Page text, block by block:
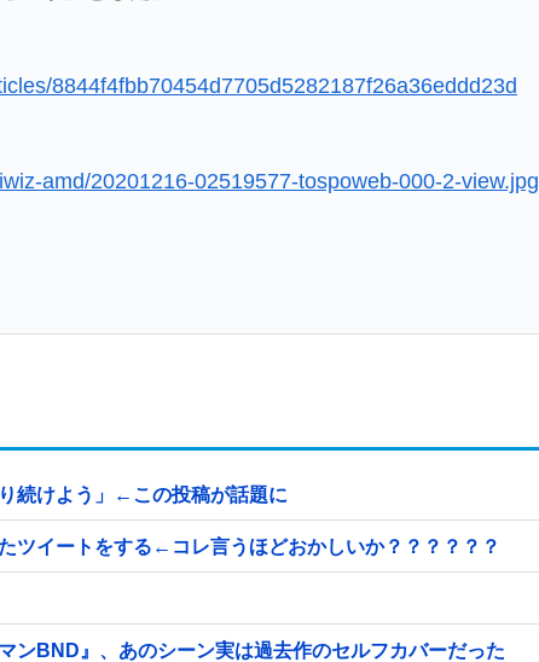
8844f4fbb70454d7705d5282187f26a36eddd23d
amd/20201216-02519577-tospoweb-000-2-view.jpg
続けよう」←この投稿が話題に
ツイートをする←コレ言うほどおかしいか？？？？？？
ンBND』、あのシーン実は過去作のセルフカバーだった